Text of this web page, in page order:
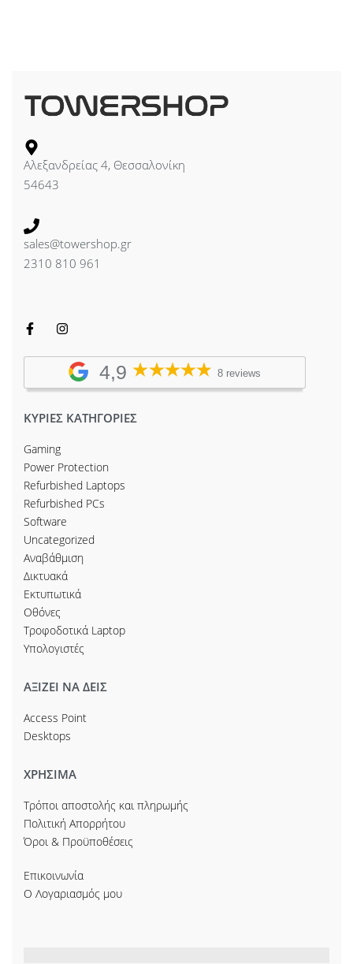
Αλεξανδρείας 4, Θεσσαλονίκη
54643
sales@towershop.gr
2310 810 961
4,9 8 reviews
ΚΥΡΙΕΣ ΚΑΤΗΓΟΡΙΕΣ
Gaming
Power Protection
Refurbished Laptops
Refurbished PCs
Software
Uncategorized
Αναβάθμιση
Δικτυακά
Εκτυπωτικά
Οθόνες
Τροφοδοτικά Laptop
Υπολογιστές
ΑΞΙΖΕΙ ΝΑ ΔΕΙΣ
Access Point
Desktops
ΧΡΗΣΙΜΑ
Τρόποι αποστολής και πληρωμής
Πολιτική Απορρήτου
Όροι & Προϋποθέσεις
Επικοινωνία
Ο Λογαριασμός μου